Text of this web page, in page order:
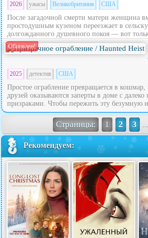
2026 ужасы Великобритания США
После загадочной смерти матери женщина
простодушным кузеном переезжает в
долгожданного душевного покоя — вот
Обновлен!
2025 детектив США
Простое ограбление превращается в кошмар,
друзей оказываются заперты в доме с
призраками. Чтобы пережить эту безумную
Страницы: 1 2 3 ...
Рекомендуем: